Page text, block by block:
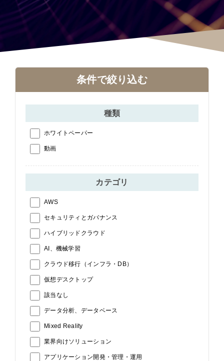
条件で絞り込む
種類
ホワイトペーパー
動画
カテゴリ
AWS
セキュリティとガバナンス
ハイブリッドクラウド
AI、機械学習
クラウド移行（インフラ・DB）
仮想デスクトップ
該当なし
データ分析、データベース
Mixed Reality
業界向けソリューション
アプリケーション開発・管理・運用